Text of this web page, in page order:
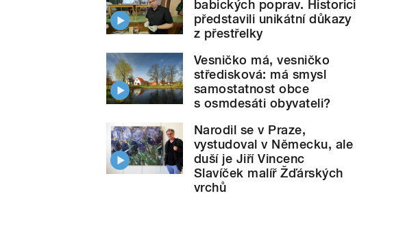
babických poprav. Historici
představili unikátní důkazy
z přestřelky
Vesničko má, vesničko
středisková: má smysl
samostatnost obce
s osmdesáti obyvateli?
Narodil se v Praze,
vystudoval v Německu, ale
duší je Jiří Vincenc
Slavíček malíř Žďárských
vrchů